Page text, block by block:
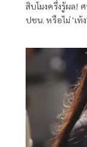
สิบโมงครึ่งรู้ผล!
ปชน. หรือไม่ 'เ
พรรค-ผู้นำฝ่ายค้